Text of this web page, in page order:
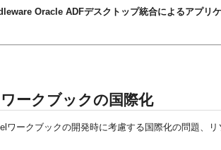
Oracle ADFデスクトップ統合によるアプリ
ークブックの国際化
ワークブックの開発時に考慮する国際化の問題、